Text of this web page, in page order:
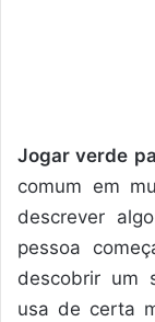
Jogar verde
comum em
descrever
pessoa
descobrir um
usa de certa